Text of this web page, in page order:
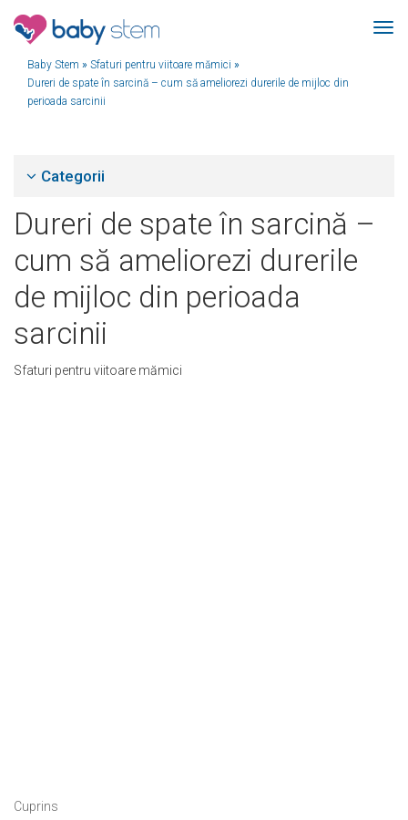
Baby Stem » Sfaturi pentru viitoare mămici »
Dureri de spate în sarcină – cum să ameliorezi durerile de mijloc din
perioada sarcinii
Categorii
Dureri de spate în sarcină –
cum să ameliorezi durerile
de mijloc din perioada
sarcinii
Sfaturi pentru viitoare mămici
Cuprins